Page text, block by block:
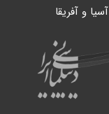
آسیا و آفریقا